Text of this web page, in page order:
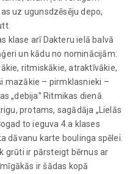
uz ugunsdzēsēju depo,
klase arī Dakteru ielā balvā
un kādu no nominācijām:
ritmiskākie, atraktīvākie,
mazākie – pirmklasnieki –
„debija” Ritmikas dienā.
protams, sagādāja „Lielās
to ieguva 4.a klases
dāvanu karte boulinga spēlei.
grūti ir pārsteigt bērnus ar
ir šādas kopā